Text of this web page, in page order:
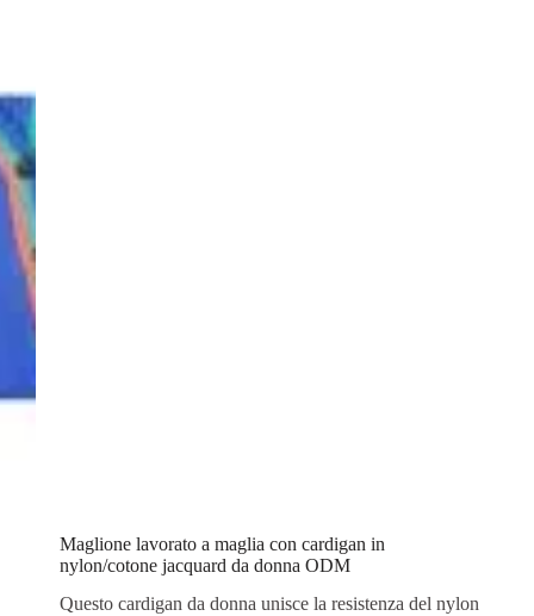
Maglione lavorato a maglia con cardigan in
nylon/cotone jacquard da donna ODM
Questo cardigan da donna unisce la resistenza del nylon